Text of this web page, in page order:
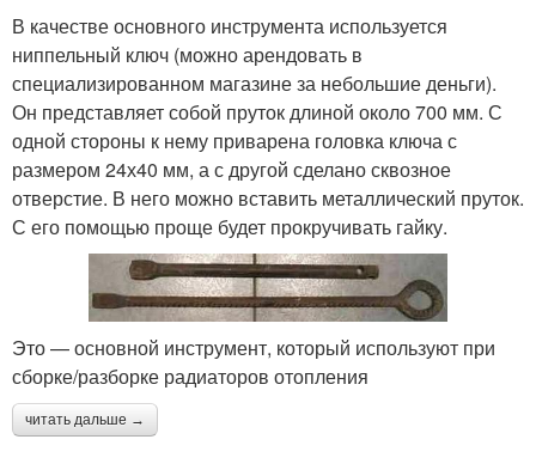
В качестве основного инструмента используется
ниппельный ключ (можно арендовать в
специализированном магазине за небольшие деньги).
Он представляет собой пруток длиной около 700 мм. С
одной стороны к нему приварена головка ключа с
размером 24х40 мм, а с другой сделано сквозное
отверстие. В него можно вставить металлический пруток.
С его помощью проще будет прокручивать гайку.
Это — основной инструмент, который используют при
сборке/разборке радиаторов отопления
читать дальше →